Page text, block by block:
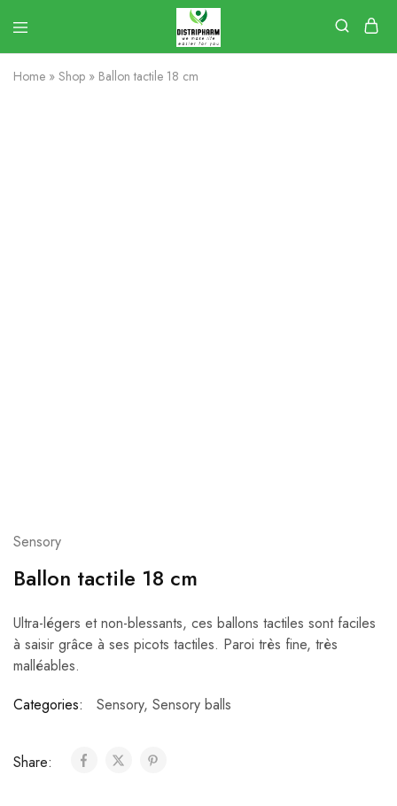
Home » Shop » Ballon tactile 18 cm
Sensory
Ballon tactile 18 cm
Ultra-légers et non-blessants, ces ballons tactiles sont faciles
à saisir grâce à ses picots tactiles. Paroi très fine, très
malléables.
Categories:
Sensory, Sensory balls
Share: